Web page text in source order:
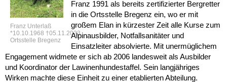
Franz Unterlaß
*10.10.1968 †05.11.2023
Ortsstelle Bregenz
Franz 1991 als bereits zertifizierter Bergretter
in die Ortsstelle Bregenz ein, wo er mit
großem Elan in kürzester Zeit alle Kurse zum
Alpinausbilder, Notfallsanitäter und
Einsatzleiter absolvierte. Mit unermüglichem
Engagement widmete er sich ab 2006 landesweit als Ausbilder
und Koordinator der Lawinenhundestaffel. Sein langjähriges
Wirken machte diese Einheit zu einer etablierten Abteilung.